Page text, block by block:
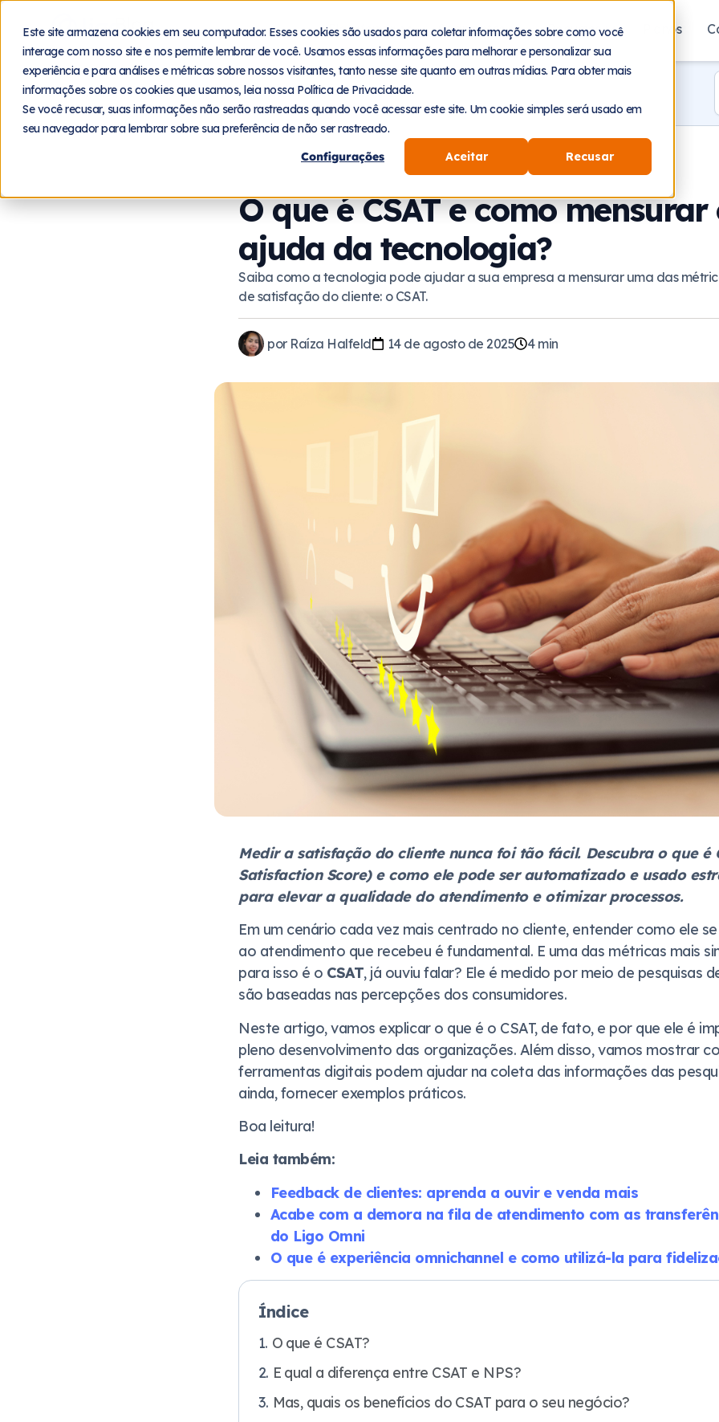
Este site armazena cookies em seu computador. Esses cookies são usados para coletar informações sobre como você
interage com nosso site e nos permite lembrar de você. Usamos essas informações para melhorar e personalizar sua
experiência e para análises e métricas sobre nossos visitantes, tanto nesse site quanto em outras mídias. Para obter mais
informações sobre os cookies que usamos, leia nossa Política de Privacidade.
Se você recusar, suas informações não serão rastreadas quando você acessar este site. Um cookie simples será usado em
seu navegador para lembrar sobre sua preferência de não ser rastreado.
Configurações
Aceitar Recusar
Blog Plataforma Segmentos Recursos Planos
Home Blog Relacionamento
O que é CSAT e como
ajuda da tecnologia?
Saiba como a tecnologia pode ajudar a sua empresa a mensurar uma das
de satisfação do cliente: o CSAT.
porRaíza Halfeld 14 de agosto de 2025 4 min
Medir a satisfação do cliente nunca foi tão fácil. Descubra o que é
Satisfaction Score) e como ele pode ser automatizado e usado
para elevar a qualidade do atendimento e otimizar processos.
Em um cenário cada vez mais centrado no cliente, entender como ele
ao atendimento que recebeu é fundamental. E uma das métricas mais
para isso é o CSAT, já ouviu falar? Ele é medido por meio de pesquisas
são baseadas nas percepções dos consumidores.
Neste artigo, vamos explicar o que é o CSAT, de fato, e por que ele é
pleno desenvolvimento das organizações. Além disso, vamos mostrar
ferramentas digitais podem ajudar na coleta das informações das
ainda, fornecer exemplos práticos.
Boa leitura!
Leia também:
Feedback de clientes: aprenda a ouvir e venda mais
Acabe com a demora na fila de atendimento com as
do Ligo Omni
O que é experiência omnichannel e como utilizá-la para
Índice
O que é CSAT?
E qual a diferença entre CSAT e NPS?
Mas, quais os benefícios do CSAT para o seu negócio?